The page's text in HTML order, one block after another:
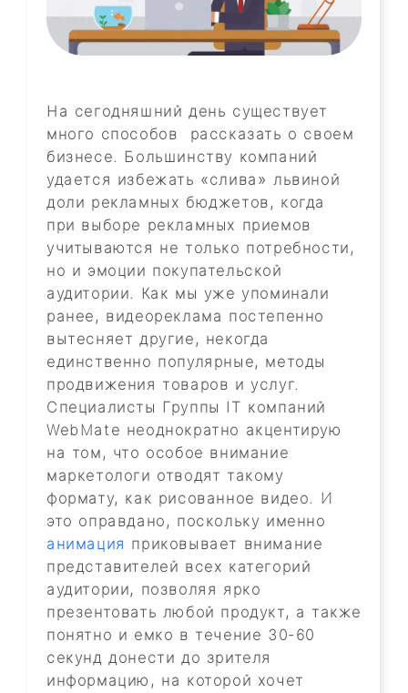
На сегодняшний день существует
много способов рассказать о своем
бизнесе. Большинству компаний
удается избежать «слива» львиной
доли рекламных бюджетов, когда
при выборе рекламных приемов
учитываются не только потребности,
но и эмоции покупательской
аудитории. Как мы уже упоминали
ранее, видеореклама постепенно
вытесняет другие, некогда
единственно популярные, методы
продвижения товаров и услуг.
Специалисты Группы IT компаний
WebMate неоднократно акцентирую
на том, что особое внимание
маркетологи отводят такому
формату, как рисованное видео. И
это оправдано, поскольку именно
анимация приковывает внимание
представителей всех категорий
аудитории, позволяя ярко
презентовать любой продукт, а также
понятно и емко в течение 30-60
секунд донести до зрителя
информацию, на которой хочет